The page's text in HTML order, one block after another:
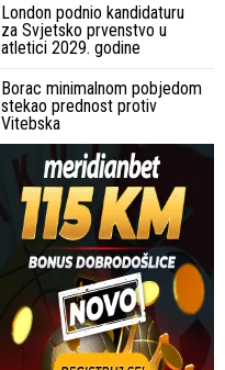
London podnio kandidaturu
za Svjetsko prvenstvo u
atletici 2029. godine
Borac minimalnom pobjedom
stekao prednost protiv
Vitebska